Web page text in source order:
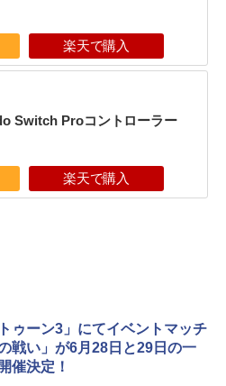
楽天で購入
Switch Proコントローラー
楽天で購入
ゥーン3」にてイベントマッチ
戦い」が6月28日と29日の一
催決定！